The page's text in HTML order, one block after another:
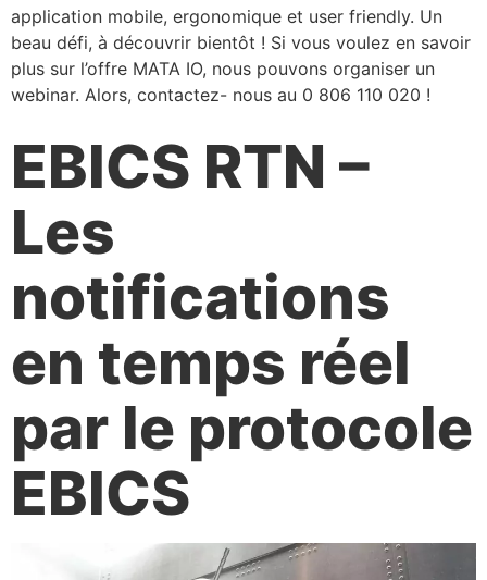
application mobile, ergonomique et user friendly. Un
beau défi, à découvrir bientôt ! Si vous voulez en savoir
plus sur l’offre MATA IO, nous pouvons organiser un
webinar. Alors, contactez- nous au 0 806 110 020 !
EBICS RTN –
Les
notifications
en temps réel
par le protocole
EBICS